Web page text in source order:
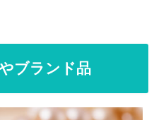
ブランド品